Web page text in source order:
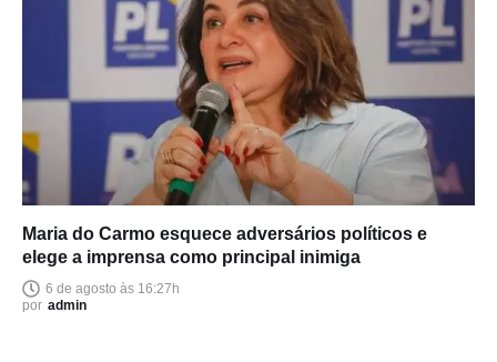
Maria do Carmo esquece adversários políticos e
elege a imprensa como principal inimiga
6 de agosto às 16:27h
por admin